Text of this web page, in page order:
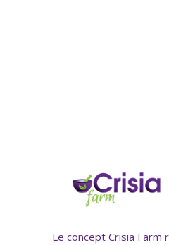
Le concept Crisia Farm